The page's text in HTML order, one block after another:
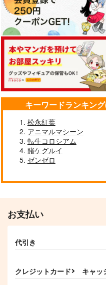
キーワードランキン
松永紅葉
アニマルマシーン
転生コロシアム
賭ケグルイ
ゼンゼロ
お支払い
代引き
クレジットカード キャッ